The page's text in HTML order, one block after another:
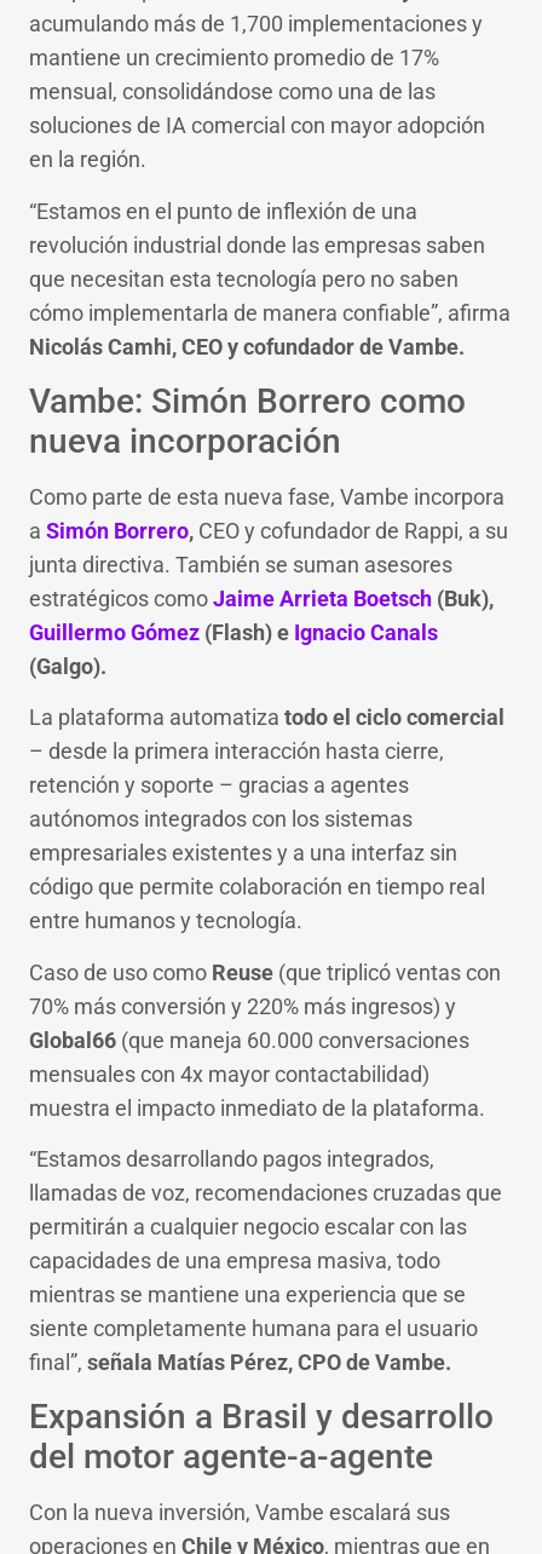
acumulando más de 1,700 implementaciones y
mantiene un crecimiento promedio de 17%
mensual, consolidándose como una de las
soluciones de IA comercial con mayor adopción
en la región.
“Estamos en el punto de inflexión de una
revolución industrial donde las empresas saben
que necesitan esta tecnología pero no saben
cómo implementarla de manera confiable”, afirma
Nicolás Camhi, CEO y cofundador de Vambe.
Vambe: Simón Borrero como
nueva incorporación
Como parte de esta nueva fase, Vambe incorpora
a Simón Borrero, CEO y cofundador de Rappi, a su
junta directiva. También se suman asesores
estratégicos comoJaime Arrieta Boetsch (Buk),
Guillermo Gómez (Flash) e Ignacio Canals
(Galgo).
La plataforma automatiza todo el ciclo comercial
– desde la primera interacción hasta cierre,
retención y soporte – gracias a agentes
autónomos integrados con los sistemas
empresariales existentes y a una interfaz sin
código que permite colaboración en tiempo real
entre humanos y tecnología.
Caso de uso como Reuse (que triplicó ventas con
70% más conversión y 220% más ingresos) y
Global66 (que maneja 60.000 conversaciones
mensuales con 4x mayor contactabilidad)
muestra el impacto inmediato de la plataforma.
“Estamos desarrollando pagos integrados,
llamadas de voz, recomendaciones cruzadas que
permitirán a cualquier negocio escalar con las
capacidades de una empresa masiva, todo
mientras se mantiene una experiencia que se
siente completamente humana para el usuario
final”, señala Matías Pérez, CPO de Vambe.
Expansión a Brasil y desarrollo
del motor agente-a-agente
Con la nueva inversión, Vambe escalará sus
operaciones en Chile y México, mientras que en